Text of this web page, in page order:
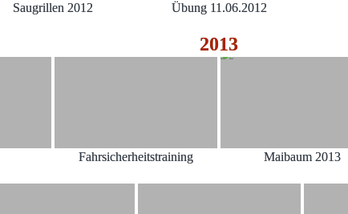
Saugrillen 2012 Übung 11.06.2012
2013
Fahrsicherheitstraining Maibaum 2013